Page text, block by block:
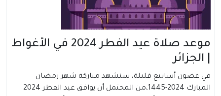
موعد صلاة عيد الفطر 2024 في الأغواط
| الجزائر
في غضون أسابيع قليلة، سنشهد مباركة شهر رمضان
المبارك 2024-1445،من المحتمل أن يوافق عيد الفطر 2024